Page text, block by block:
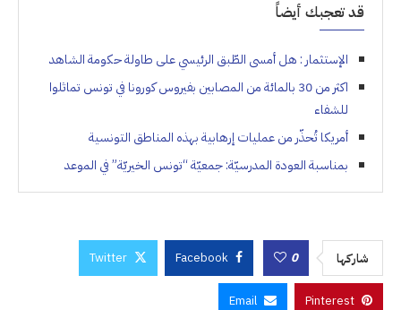
قد تعجبك أيضاً
الإستثمار : هل أمسى الطّبق الرئيسي على طاولة حكومة الشاهد
اكثر من 30 بالمائة من المصابين بفيروس كورونا في تونس تماثلوا
للشفاء
أمريكا تُحذّر من عمليات إرهابية بهذه المناطق التونسية
بمناسبة العودة المدرسيّة: جمعيّة “تونس الخيريّة” في الموعد
شاركها 0
Facebook
Twitter
Pinterest
Email